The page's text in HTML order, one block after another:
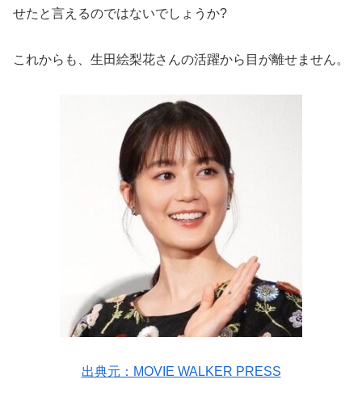
せたと言えるのではないでしょうか?
これからも、生田絵梨花さんの活躍から目が離せません。
出典元：MOVIE WALKER PRESS